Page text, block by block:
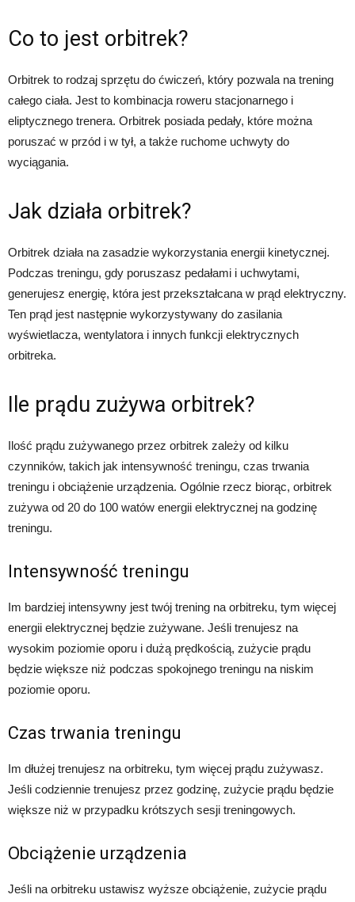
Co to jest orbitrek?
Orbitrek to rodzaj sprzętu do ćwiczeń, który pozwala na trening
całego ciała. Jest to kombinacja roweru stacjonarnego i
eliptycznego trenera. Orbitrek posiada pedały, które można
poruszać w przód i w tył, a także ruchome uchwyty do
wyciągania.
Jak działa orbitrek?
Orbitrek działa na zasadzie wykorzystania energii kinetycznej.
Podczas treningu, gdy poruszasz pedałami i uchwytami,
generujesz energię, która jest przekształcana w prąd elektryczny.
Ten prąd jest następnie wykorzystywany do zasilania
wyświetlacza, wentylatora i innych funkcji elektrycznych
orbitreka.
Ile prądu zużywa orbitrek?
Ilość prądu zużywanego przez orbitrek zależy od kilku
czynników, takich jak intensywność treningu, czas trwania
treningu i obciążenie urządzenia. Ogólnie rzecz biorąc, orbitrek
zużywa od 20 do 100 watów energii elektrycznej na godzinę
treningu.
Intensywność treningu
Im bardziej intensywny jest twój trening na orbitreku, tym więcej
energii elektrycznej będzie zużywane. Jeśli trenujesz na
wysokim poziomie oporu i dużą prędkością, zużycie prądu
będzie większe niż podczas spokojnego treningu na niskim
poziomie oporu.
Czas trwania treningu
Im dłużej trenujesz na orbitreku, tym więcej prądu zużywasz.
Jeśli codziennie trenujesz przez godzinę, zużycie prądu będzie
większe niż w przypadku krótszych sesji treningowych.
Obciążenie urządzenia
Jeśli na orbitreku ustawisz wyższe obciążenie, zużycie prądu